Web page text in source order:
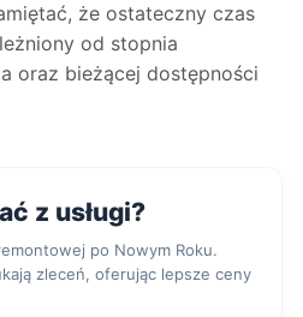
że ostateczny czas
od stopnia
oraz bieżącej dostępności
z usługi?
po Nowym Roku.
zleceń, oferując lepsze ceny